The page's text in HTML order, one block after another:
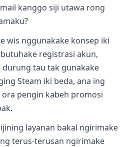
kanggo siji utawa rong
wis nggunakake konsep iki
registrasi akun,
tau tak gunakake
Steam iki beda, ana ing
pengin kabeh promosi
layanan bakal ngirimake
terus-terusan ngirimake